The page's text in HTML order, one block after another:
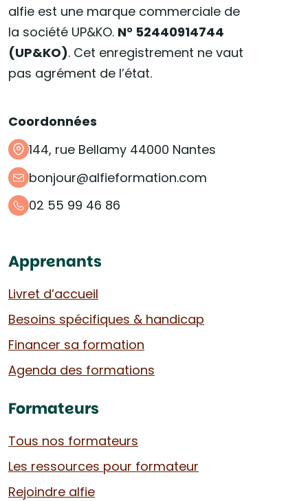
alfie est une marque commerciale de
la société UP&KO. N° 52440914744
(UP&KO). Cet enregistrement ne vaut
pas agrément de l’état.
Coordonnées
144, rue Bellamy 44000 Nantes
bonjour@alfieformation.com
02 55 99 46 86
Apprenants
Livret d’accueil
Besoins spécifiques & handicap
Financer sa formation
Agenda des formations
Formateurs
Tous nos formateurs
Les ressources pour formateur
Rejoindre alfie